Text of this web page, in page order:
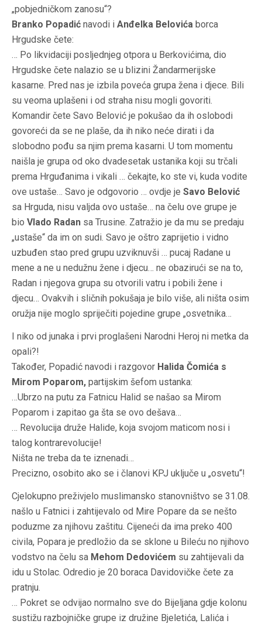
„pobjedničkom zanosu“?
Branko Popadić navodi i Anđelka Belovića borca
Hrgudske čete:
… Po likvidaciji posljednjeg otpora u Berkovićima, dio
Hrgudske čete nalazio se u blizini Žandarmerijske
kasarne. Pred nas je izbila poveća grupa žena i djece. Bili
su veoma uplašeni i od straha nisu mogli govoriti.
Komandir čete Savo Belović je pokušao da ih oslobodi
govoreći da se ne plaše, da ih niko neće dirati i da
slobodno pođu sa njim prema kasarni. U tom momentu
naišla je grupa od oko dvadesetak ustanika koji su trčali
prema Hrguđanima i vikali … čekajte, ko ste vi, kuda vodite
ove ustaše… Savo je odgovorio … ovdje je Savo Belović
sa Hrguda, nisu valjda ovo ustaše… na čelu ove grupe je
bio Vlado Radan sa Trusine. Zatražio je da mu se predaju
„ustaše“ da im on sudi. Savo je oštro zaprijetio i vidno
uzbuđen stao pred grupu uzviknuvši … pucaj Radane u
mene a ne u nedužnu žene i djecu… ne obazirući se na to,
Radan i njegova grupa su otvorili vatru i pobili žene i
djecu… Ovakvih i sličnih pokušaja je bilo više, ali ništa osim
oružja nije moglo spriječiti pojedine grupe „osvetnika…
I niko od junaka i prvi proglašeni Narodni Heroj ni metka da
opali?!
Također, Popadić navodi i razgovor Halida Čomića s
Mirom Poparom, partijskim šefom ustanka:
…Ubrzo na putu za Fatnicu Halid se našao sa Mirom
Poparom i zapitao ga šta se ovo dešava…
… Revolucija druže Halide, koja svojom maticom nosi i
talog kontrarevolucije!
Ništa ne treba da te iznenadi…
Precizno, osobito ako se i članovi KPJ uključe u „osvetu“!
Cjelokupno preživjelo muslimansko stanovništvo se 31.08.
našlo u Fatnici i zahtijevalo od Mire Popare da se nešto
poduzme za njihovu zaštitu. Cijeneći da ima preko 400
civila, Popara je predložio da se sklone u Bileću no njihovo
vodstvo na čelu sa Mehom Dedovićem su zahtijevali da
idu u Stolac. Odredio je 20 boraca Davidovičke čete za
pratnju.
… Pokret se odvijao normalno sve do Bijeljana gdje kolonu
sustižu razbojničke grupe iz družine Bjeletića, Lalića i